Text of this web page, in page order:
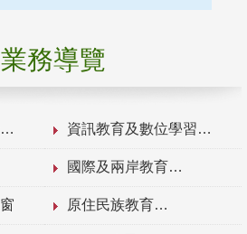
業務導覽
資訊教育及數位學習
國際及兩岸教育
原住民族教育